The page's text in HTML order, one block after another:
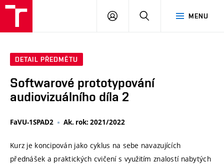
MENU
PŘIHLÁSIT
DETAIL PŘEDMĚTU
Softwarové prototypování
audiovizuálního díla 2
FaVU-1SPAD2 Ak. rok: 2021/2022
Kurz je koncipován jako cyklus na sebe navazujících
přednášek a praktických cvičení s využitím znalostí nabytých